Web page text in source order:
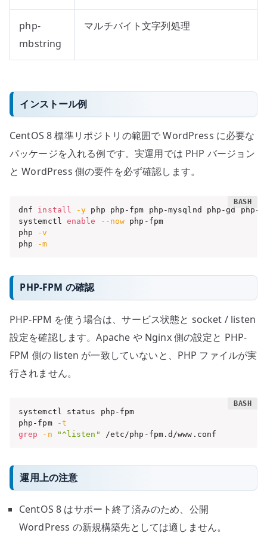
php-
mbstring
マルチバイト文字列処理
インストール例
CentOS 8 標準リポジトリの範囲で WordPress に必要な
パッケージを入れる例です。実運用では PHP バージョン
と WordPress 側の要件を必ず確認します。
dnf install -y php php-fpm php-mysqlnd php-gd
systemctl enable --now php-fpm
php
-v
php
-m
PHP-FPM の確認
PHP-FPM を使う場合は、サービス状態と socket / listen
設定を確認します。Apache や Nginx 側の設定と PHP-
FPM 側の listen が一致していないと、PHP ファイルが実
行されません。
systemctl status php-fpm
php-fpm
-t
grep
-n "^listen" /etc/php-fpm.d/www.conf
運用上の注意
CentOS 8 はサポート終了済みのため、公開
WordPress の新規構築先としては適しません。